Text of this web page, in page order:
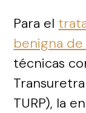
Para el
benigna
técnicas
TURP), la